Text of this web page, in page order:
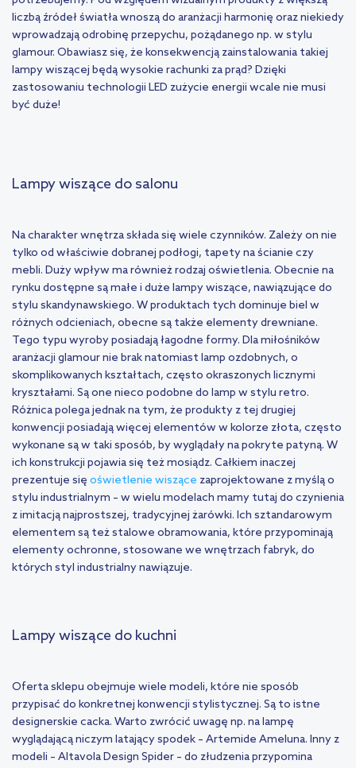
liczbą źródeł światła wnoszą do aranżacji harmonię oraz niekiedy
wprowadzają odrobinę przepychu, pożądanego np. w stylu
glamour. Obawiasz się, że konsekwencją zainstalowania takiej
lampy wiszącej będą wysokie rachunki za prąd? Dzięki
zastosowaniu technologii LED zużycie energii wcale nie musi
być duże!
Lampy wiszące do salonu
Na charakter wnętrza składa się wiele czynników. Zależy on nie
tylko od właściwie dobranej podłogi, tapety na ścianie czy
mebli. Duży wpływ ma również rodzaj oświetlenia. Obecnie na
rynku dostępne są małe i duże lampy wiszące, nawiązujące do
stylu skandynawskiego. W produktach tych dominuje biel w
różnych odcieniach, obecne są także elementy drewniane.
Tego typu wyroby posiadają łagodne formy. Dla miłośników
aranżacji glamour nie brak natomiast lamp ozdobnych, o
skomplikowanych kształtach, często okraszonych licznymi
kryształami. Są one nieco podobne do lamp w stylu retro.
Różnica polega jednak na tym, że produkty z tej drugiej
konwencji posiadają więcej elementów w kolorze złota, często
wykonane są w taki sposób, by wyglądały na pokryte patyną. W
ich konstrukcji pojawia się też mosiądz. Całkiem inaczej
prezentuje się oświetlenie wiszące zaprojektowane z myślą o
stylu industrialnym – w wielu modelach mamy tutaj do czynienia
z imitacją najprostszej, tradycyjnej żarówki. Ich sztandarowym
elementem są też stalowe obramowania, które przypominają
elementy ochronne, stosowane we wnętrzach fabryk, do
których styl industrialny nawiązuje.
Lampy wiszące do kuchni
Oferta sklepu obejmuje wiele modeli, które nie sposób
przypisać do konkretnej konwencji stylistycznej. Są to istne
designerskie cacka. Warto zwrócić uwagę np. na lampę
wyglądającą niczym latający spodek – Artemide Ameluna. Inny z
modeli – Altavola Design Spider – do złudzenia przypomina